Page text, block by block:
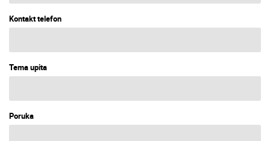
Kontakt telefon
Tema upita
Poruka